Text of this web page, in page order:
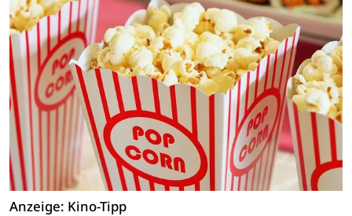
Anzeige: Kino-Tipp